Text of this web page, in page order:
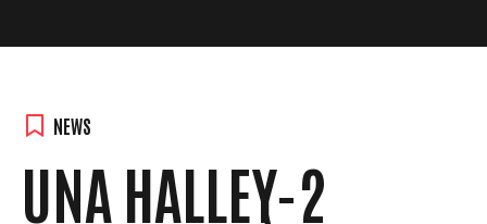
NEWS
UNA HALLEY-2